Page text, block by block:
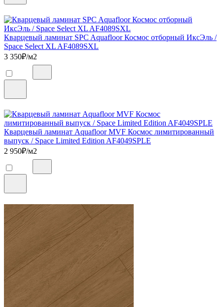
Кварцевый ламинат SPC Aquafloor Космос отборный ИксЭль /
Space Select XL AF4089SXL
3 350₽/м2
Кварцевый ламинат Aquafloor MVF Космос лимитированный
выпуск / Space Limited Edition AF4049SPLE
2 950₽/м2